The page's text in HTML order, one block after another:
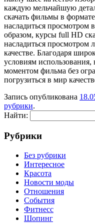
каждую мельчайшую
скачать фильмы в
насладиться просмотром
образом, курсы full HD
насладиться
качестве. Благодаря
условиям
моментом фильма без
погрузиться в мир
Запись опубликована
рубрики.
Найти:
Рубрики
Без рубрики
Интересное
Красота
Новости моды
Отношения
События
Фитнесс
Шопинг